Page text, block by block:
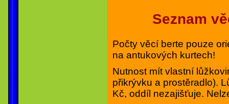
Seznam
Počty věcí berte pouze
na antukových kurtech!
Nutnost mít vlastní
přikrývku a prostěradlo).
Kč, oddíl nezajišťuje.